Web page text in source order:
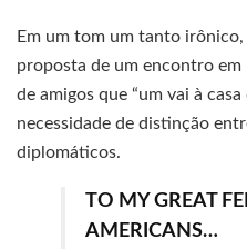
Em um tom um tanto
proposta de um encontro em
de amigos que “um vai à
necessidade de distinção
diplomáticos.
TO MY GREAT
AMERICANS…